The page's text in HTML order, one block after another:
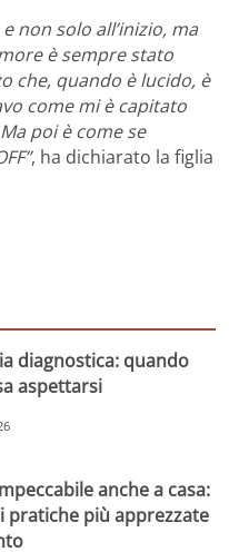
e non solo all’inizio, ma
è sempre stato
che, quando è lucido, è
come mi è capitato
poi è come se
, ha dichiarato la figlia
diagnostica: quando
aspettarsi
anche a casa:
pratiche più apprezzate